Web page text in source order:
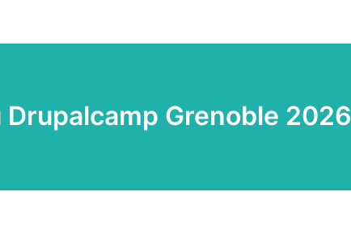
Grenoble 2026